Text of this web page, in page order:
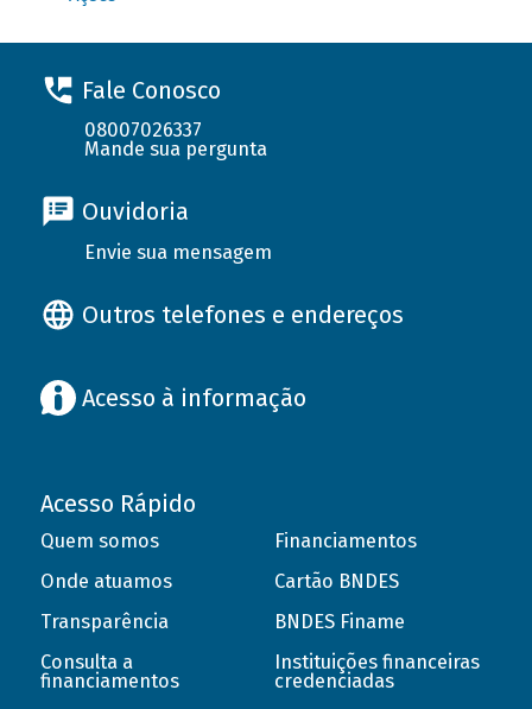
Fale Conosco
08007026337
Mande sua pergunta
Ouvidoria
Envie sua mensagem
Outros telefones e endereços
Acesso à informação
Acesso Rápido
Quem somos
Onde atuamos
Transparência
Consulta a
financiamentos
Financiamentos
Cartão BNDES
BNDES Finame
Instituições financeiras
credenciadas